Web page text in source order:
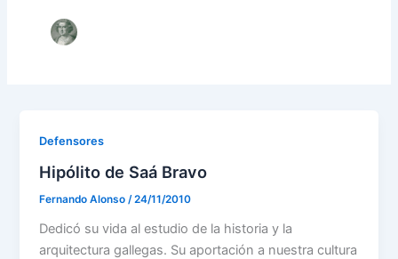
Defensores
Hipólito de Saá Bravo
Fernando Alonso /24/11/2010
Dedicó su vida al estudio de la historia y la
arquitectura gallegas. Su aportación a nuestra cultura